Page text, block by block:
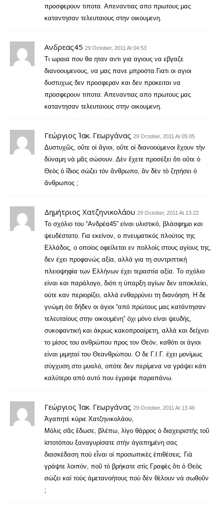
προσφερουν τιποτα. Απεναντιας απο πρωτους μας
καταντησαν τελευταιους στην οικουμενη.
Ανδρεας45 29 October, 2011 At 04:53
Τι ωραια που θα ηταν αντι για αγιους να εβγαζε
διανοουμενους, να μας πανε μπροστα.Γιατι οι αγιοι
δυστυχως δεν προσφεραν και δεν προκειται να
προσφερουν τιποτα. Απεναντιας απο πρωτους μας
καταντησαν τελευταιους στην οικουμενη.
Γεώργιος Ἰακ. Γεωργάνας 29 October, 2011 At 05:05
Δυστυχῶς, οὔτε οἱ ἅγιοι, οὔτε οἱ διανοούμενοι ἔχουν τὴν
δύναμη νὰ μᾶς σώσουν. Δὲν ἔχετε προσέξει ὅτι οὔτε ὁ
Θεὸς ὁ ἴδιος σώζει τὸν ἄνθρωπο, ἂν δὲν τὸ ζητήσει ὁ
ἄνθρωπος ;
Δημήτριος Χατζηνικολάου 29 October, 2011 At 13:22
Το σχόλιο του “Ανδρέα45” είναι υλιστικό, βλάσφημο και
ψευδέστατο. Για εκείνον, ο πνευματικός πλούτος της
Ελλάδος, ο οποίος οφείλεται εν πολλοίς στους αγίους της,
δεν έχει προφανώς αξία, αλλά για τη συντριπτική
πλειοψηφία των Ελλήνων έχει τεραστία αξία. Το σχόλιο
είναι και παράλογο, διότι η ύπαρξη αγίων δεν αποκλείει,
ούτε καν περιορίζει, αλλά ενθαρρύνει τη διανόηση. Η δε
γνώμη ότι δήδεν οι άγιοι “από πρώτους μας κατάντησαν
τελευταίους στην οικουμένη” όχι μόνο είναι ψευδής,
συκοφαντική και άκρως κακοπροαίρετη, αλλά και δείχνει
το μίσος του ανθρώπου προς τον Θεόν, καθότι οι άγιοι
είναι μιμηταί του Θεανθρώπου. Ο δε Γ.Ι.Γ. έχει μονίμως
σύγχυση στο μυαλό, οπότε δεν περίμενα να γράψει κάτι
καλύτερο από αυτό που έγραψε παραπάνω.
Γεώργιος Ἰακ. Γεωργάνας 29 October, 2011 At 13:46
Ἀγαπητὲ κύριε Χατζηνικολάου,
Μόλις σᾶς ἔδωσε, βλέπω, λίγο θάρρος ὁ διαχειριστὴς τοῦ
ἱστοτόπου ξαναγυρίσατε στὴν ἀγαπημένη σας
διασκέδαση ποὺ εἶναι οἱ προσωπικὲς ἐπιθέσεις. Γιὰ
γράψτε λοιπόν, ποῦ τὸ βρήκατε στὶς Γραφὲς ὂτι ὁ Θεὸς
σώζει καὶ τοὺς ἀμετανοήτους ποὺ δὲν θὲλουν νὰ σωθοῦν
;